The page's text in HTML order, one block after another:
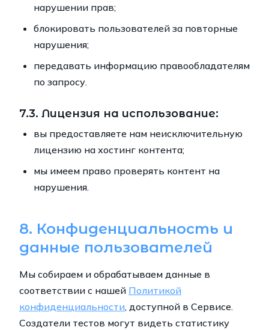
нарушении прав;
блокировать пользователей за повторные
нарушения;
передавать информацию правообладателям
по запросу.
7.3. Лицензия на использование:
вы предоставляете нам неисключительную
лицензию на хостинг контента;
мы имеем право проверять контент на
нарушения.
8. Конфиденциальность и
данные пользователей
Мы собираем и обрабатываем данные в
соответствии с нашей Политикой
конфиденциальности, доступной в Сервисе.
Создатели тестов могут видеть статистику